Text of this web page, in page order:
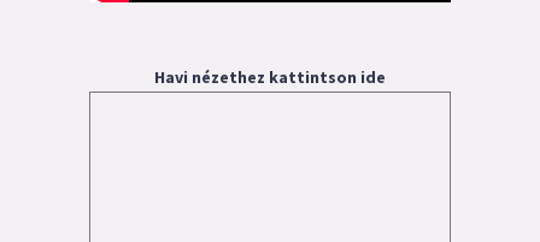
Havi nézethez kattintson ide